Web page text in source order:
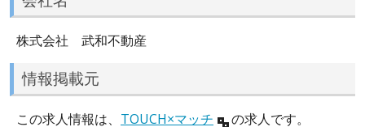
株式会社 武和不動産
情報掲載元
この求人情報は、 TOUCH×マッチ の求人です。